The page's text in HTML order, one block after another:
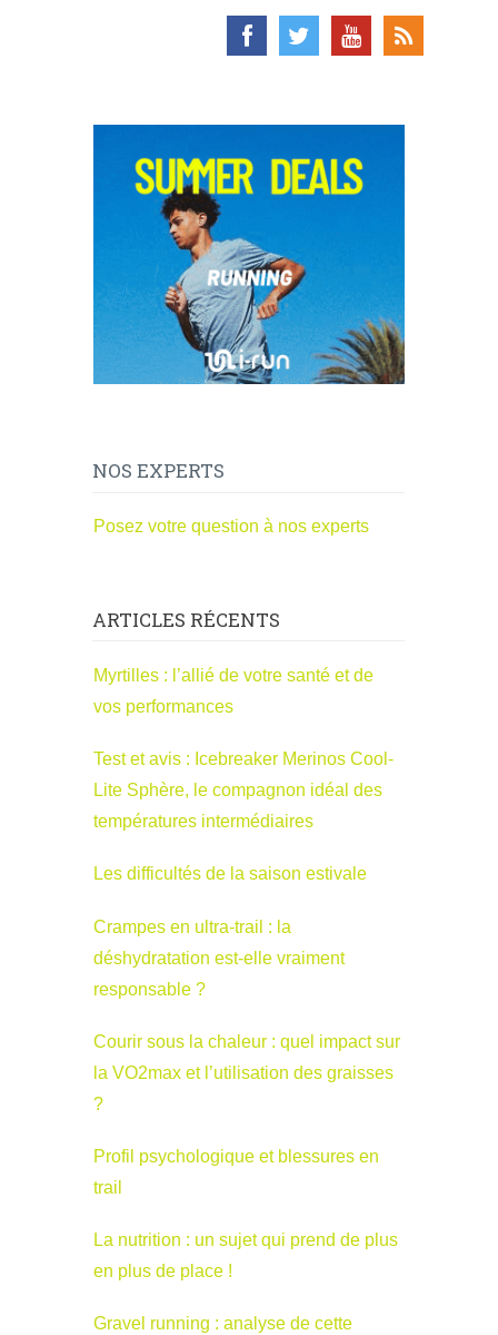
NOS EXPERTS
Posez votre question à nos experts
ARTICLES RÉCENTS
Myrtilles : l’allié de votre santé et de
vos performances
Test et avis : Icebreaker Merinos Cool-
Lite Sphère, le compagnon idéal des
températures intermédiaires
Les difficultés de la saison estivale
Crampes en ultra-trail : la
déshydratation est-elle vraiment
responsable ?
Courir sous la chaleur : quel impact sur
la VO2max et l’utilisation des graisses
?
Profil psychologique et blessures en
trail
La nutrition : un sujet qui prend de plus
en plus de place !
Gravel running : analyse de cette